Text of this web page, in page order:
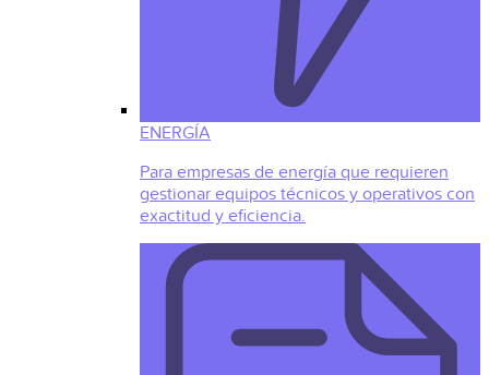
ENERGÍA
Para empresas de energía que requieren
gestionar equipos técnicos y operativos con
exactitud y eficiencia.